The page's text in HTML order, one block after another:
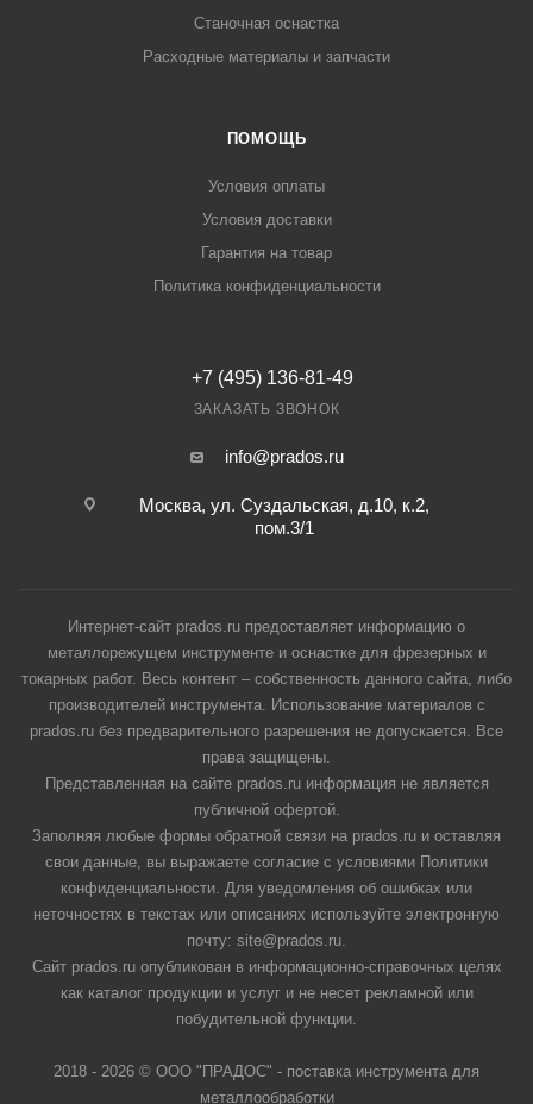
Станочная оснастка
Расходные материалы и запчасти
ПОМОЩЬ
Условия оплаты
Условия доставки
Гарантия на товар
Политика конфиденциальности
+7 (495) 136-81-49
ЗАКАЗАТЬ ЗВОНОК
info@prados.ru
Москва, ул. Суздальская, д.10, к.2,
пом.3/1
Интернет-сайт prados.ru предоставляет информацию о
металлорежущем инструменте и оснастке для фрезерных и
токарных работ. Весь контент – собственность данного сайта, либо
производителей инструмента. Использование материалов с
prados.ru без предварительного разрешения не допускается. Все
права защищены.
Представленная на сайте prados.ru информация не является
публичной офертой.
Заполняя любые формы обратной связи на prados.ru и оставляя
свои данные, вы выражаете согласие с условиями Политики
конфиденциальности. Для уведомления об ошибках или
неточностях в текстах или описаниях используйте электронную
почту: site@prados.ru.
Сайт prados.ru опубликован в информационно-справочных целях
как каталог продукции и услуг и не несет рекламной или
побудительной функции.
2018 - 2026 © ООО "ПРАДОС" - поставка инструмента для
металлообработки